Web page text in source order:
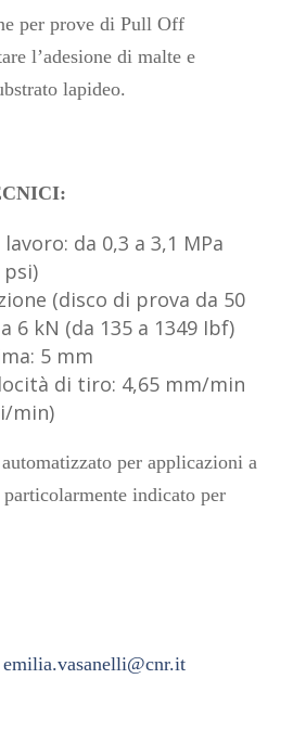
per prove di Pull Off
l’adesione di malte e
lapideo.
da 0,3 a 3,1 MPa
psi)
(disco di prova da 50
6 kN (da 135 a 1349 Ibf)
5 mm
di tiro: 4,65 mm/min
min)
per applicazioni a
particolarmente indicato per
emilia.vasanelli@cnr.it